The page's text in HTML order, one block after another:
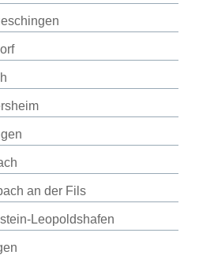
an der Fils
Leopoldshafen